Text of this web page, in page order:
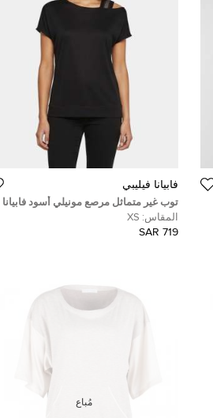
فابيانا فيليبي
توب غير متماثل مرصع مونيلي أسود فابيانا
فيليبي صغير جدًا
المقاس: XS
719 SAR
مُباع